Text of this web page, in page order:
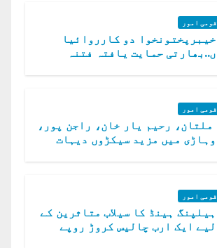
قومی امور
خیبرپختونخوا دو کارروائیا
ں..بھارتی حمایت یافتہ فتنہ
قومی امور
ملتان، رحیم یار خان، راجن پور،
وہاڑی میں مزید سیکڑوں دیہات
قومی امور
ہیلپنگ ہینڈ کا سیلاب متاثرین کے
لیے ایک ارب چالیس کروڑ روپے